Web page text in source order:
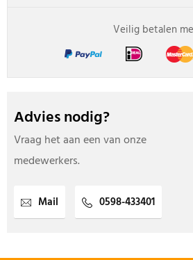
Veilig betalen
Advies nodig?
Vraag het aan een van onze
medewerkers.
Mail 0598-433401